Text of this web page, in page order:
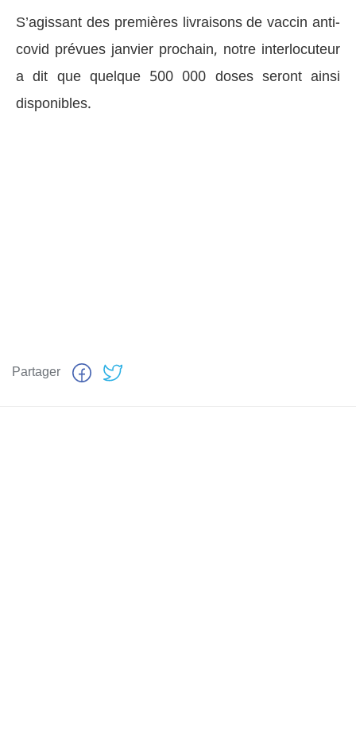
S’agissant des premières livraisons de vaccin anti-
covid prévues janvier prochain, notre interlocuteur
a dit que quelque 500 000 doses seront ainsi
disponibles.
Partager